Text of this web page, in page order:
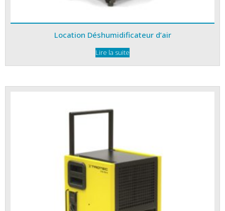
Location Déshumidificateur d’air
Lire la suite